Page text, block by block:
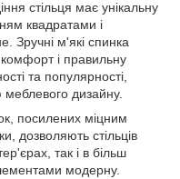
стільця має унікальну
квадратами і
Зручні м'які спинка
і правильну
та популярності,
меблевого дизайну.
посилених міцним
дозволяють стільців
так і в більш
модерну.